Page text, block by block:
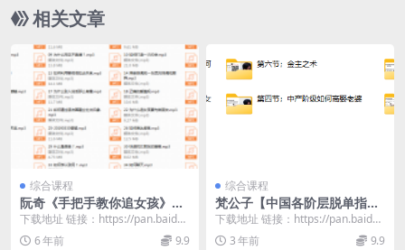
相关文章
综合课程
阮奇《手把手教你追女孩》
（完结）
下载地址 链接：https://pan.baidu.
com/s/1b8crItX...
6 年前 9.9
综合课程
梵公子【中国各阶层脱单指
南】2023
下载地址 链接：https://pan.baidu.
com/s/1ysZpXCL...
3 年前 9.9